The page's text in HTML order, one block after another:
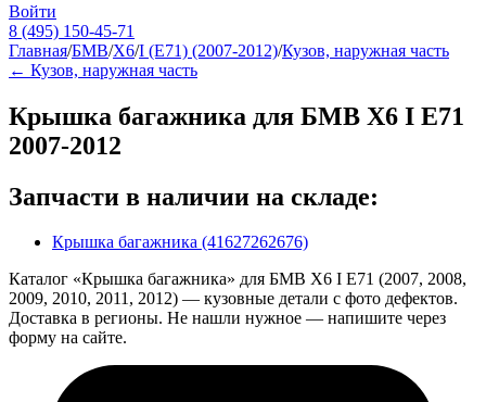
Войти
8 (495) 150-45-71
Главная/БМВ/Х6/I (E71) (2007-2012)/Кузов, наружная часть
← Кузов, наружная часть
Крышка багажника для БМВ Х6 I E71
2007-2012
Запчасти в наличии на складе:
Крышка багажника (41627262676)
Каталог «Крышка багажника» для БМВ Х6 I E71 (2007, 2008,
2009, 2010, 2011, 2012) — кузовные детали с фото дефектов.
Доставка в регионы. Не нашли нужное — напишите через
форму на сайте.